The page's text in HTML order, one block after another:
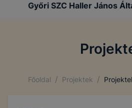
Győri SZC Haller János
Főoldal / Projektek /